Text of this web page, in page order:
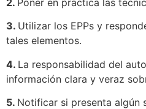
3. Utilizar los EPPs y
tales elementos.
4. La responsabilidad del
información clara y veraz
5. Notificar si presenta algún